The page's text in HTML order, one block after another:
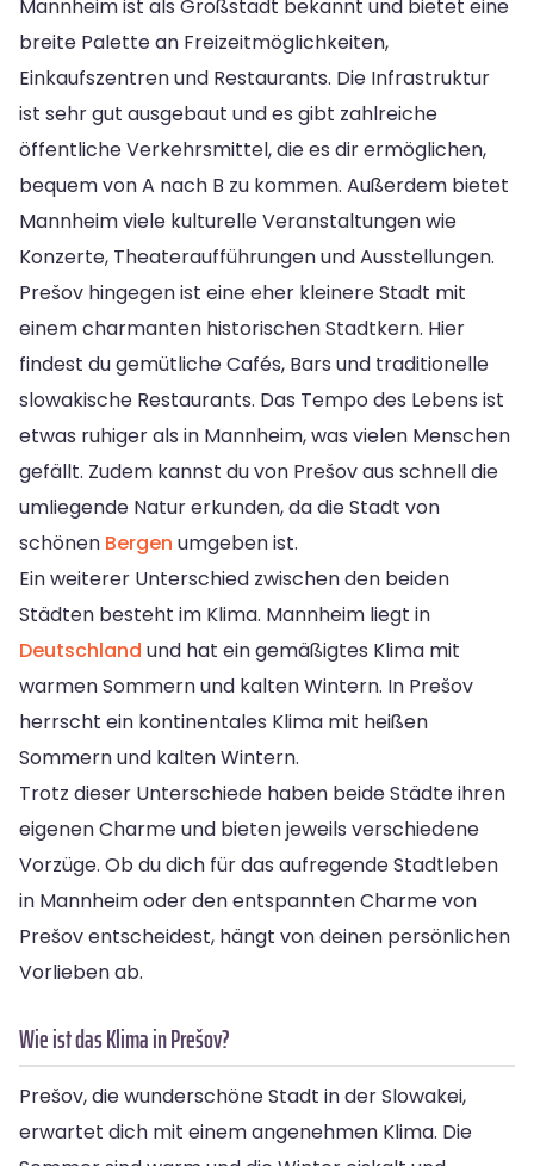
Mannheim ist als Großstadt bekannt und bietet eine
breite Palette an Freizeitmöglichkeiten,
Einkaufszentren und Restaurants. Die Infrastruktur
ist sehr gut ausgebaut und es gibt zahlreiche
öffentliche Verkehrsmittel, die es dir ermöglichen,
bequem von A nach B zu kommen. Außerdem bietet
Mannheim viele kulturelle Veranstaltungen wie
Konzerte, Theateraufführungen und Ausstellungen.
Prešov hingegen ist eine eher kleinere Stadt mit
einem charmanten historischen Stadtkern. Hier
findest du gemütliche Cafés, Bars und traditionelle
slowakische Restaurants. Das Tempo des Lebens ist
etwas ruhiger als in Mannheim, was vielen Menschen
gefällt. Zudem kannst du von Prešov aus schnell die
umliegende Natur erkunden, da die Stadt von
schönen Bergen umgeben ist.
Ein weiterer Unterschied zwischen den beiden
Städten besteht im Klima. Mannheim liegt in
Deutschland und hat ein gemäßigtes Klima mit
warmen Sommern und kalten Wintern. In Prešov
herrscht ein kontinentales Klima mit heißen
Sommern und kalten Wintern.
Trotz dieser Unterschiede haben beide Städte ihren
eigenen Charme und bieten jeweils verschiedene
Vorzüge. Ob du dich für das aufregende Stadtleben
in Mannheim oder den entspannten Charme von
Prešov entscheidest, hängt von deinen persönlichen
Vorlieben ab.
Wie ist das Klima in Prešov?
Prešov, die wunderschöne Stadt in der Slowakei,
erwartet dich mit einem angenehmen Klima. Die